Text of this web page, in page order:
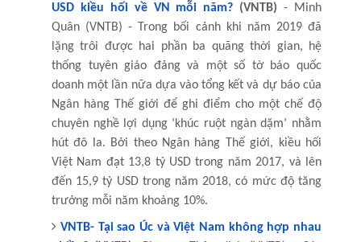
USD kiều hối về VN mỗi năm? (VNTB) - Minh
Quân (VNTB) - Trong bối cảnh khi năm 2019 đã
lặng trôi được hai phần ba quãng thời gian, hệ
thống tuyên giáo đảng và một số tờ báo quốc
doanh một lần nữa dựa vào tổng kết và dự báo của
Ngân hàng Thế giới để ghi điểm cho một chế độ
chuyên nghề lợi dụng ‘khúc ruột ngàn dặm’ nhằm
hút đô la. Bởi theo Ngân hàng Thế giới, kiều hối
Việt Nam đạt 13,8 tỷ USD trong năm 2017, và lên
đến 15,9 tỷ USD trong năm 2018, có mức độ tăng
trưởng mỗi năm khoảng 10%.
VNTB- Tại sao Úc và Việt Nam không hợp nhau